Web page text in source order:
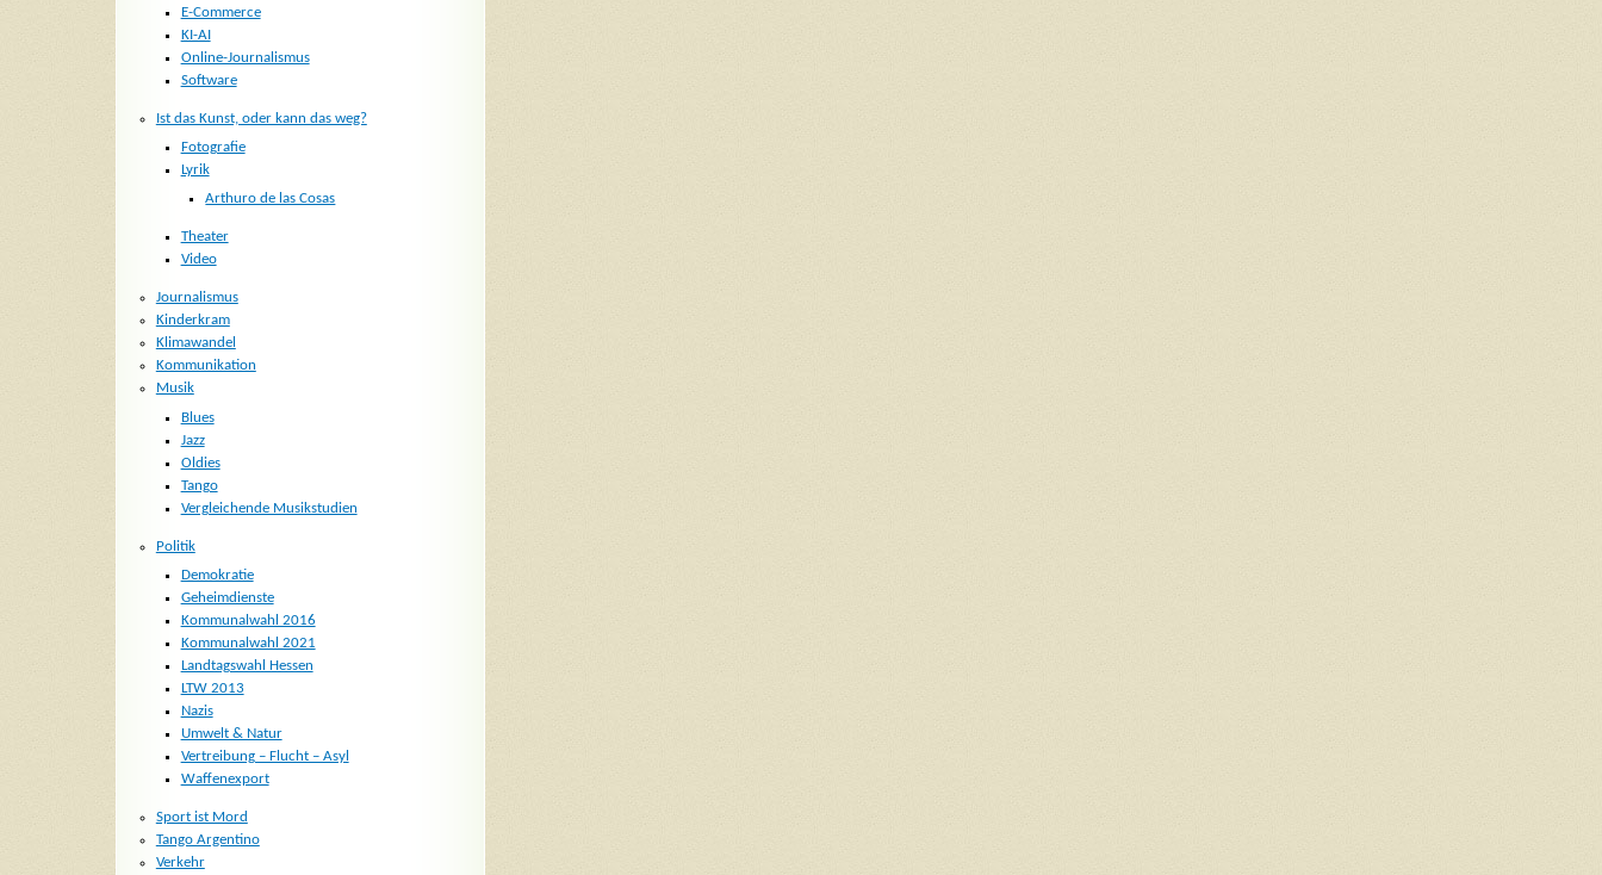
E-Commerce
KI-AI
Online-Journalismus
Software
Ist das Kunst, oder kann das weg?
Fotografie
Lyrik
Arthuro de las Cosas
Theater
Video
Journalismus
Kinderkram
Klimawandel
Kommunikation
Musik
Blues
Jazz
Oldies
Tango
Vergleichende Musikstudien
Politik
Demokratie
Geheimdienste
Kommunalwahl 2016
Kommunalwahl 2021
Landtagswahl Hessen
LTW 2013
Nazis
Umwelt & Natur
Vertreibung – Flucht – Asyl
Waffenexport
Sport ist Mord
Tango Argentino
Verkehr